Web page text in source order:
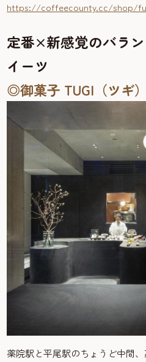
https://coffeecounty.cc/shop/
定番×新感覚のバラ
イーツ
◎御菓子 TUGI（ツギ）
薬院駅と平尾駅のちょうど中間